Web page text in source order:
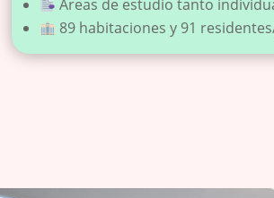
Áreas de estudio tanto
89 habitaciones y 91